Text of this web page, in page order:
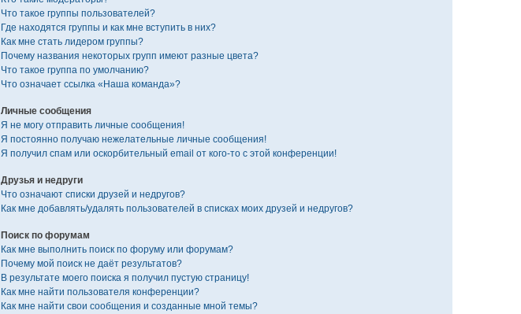
Что такое группы пользователей?
Где находятся группы и как мне вступить в них?
Как мне стать лидером группы?
Почему названия некоторых групп имеют разные цвета?
Что такое группа по умолчанию?
Что означает ссылка «Наша команда»?
Личные сообщения
Я не могу отправить личные сообщения!
Я постоянно получаю нежелательные личные сообщения!
Я получил спам или оскорбительный email от кого-то с этой конференции!
Друзья и недруги
Что означают списки друзей и недругов?
Как мне добавлять/удалять пользователей в списках моих друзей и недругов?
Поиск по форумам
Как мне выполнить поиск по форуму или форумам?
Почему мой поиск не даёт результатов?
В результате моего поиска я получил пустую страницу!
Как мне найти пользователя конференции?
Как мне найти свои сообщения и созданные мной темы?